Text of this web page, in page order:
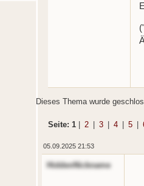
Dieses Thema wurde
Seite: 1 2 3 4 5
05.09.2025 21:53
HiddenNickname